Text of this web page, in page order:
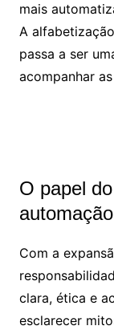
mais
A
passa a ser
acompanhar
O papel
automação
Com a
clara, ética e
esclarecer